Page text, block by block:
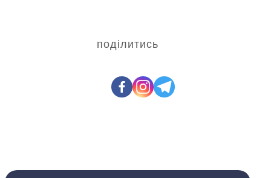
поділитись